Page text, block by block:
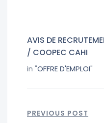
AVIS DE
/ COOPEC CAHI
in "OFFRE D'EMPLOI"
PREVIOUS POST